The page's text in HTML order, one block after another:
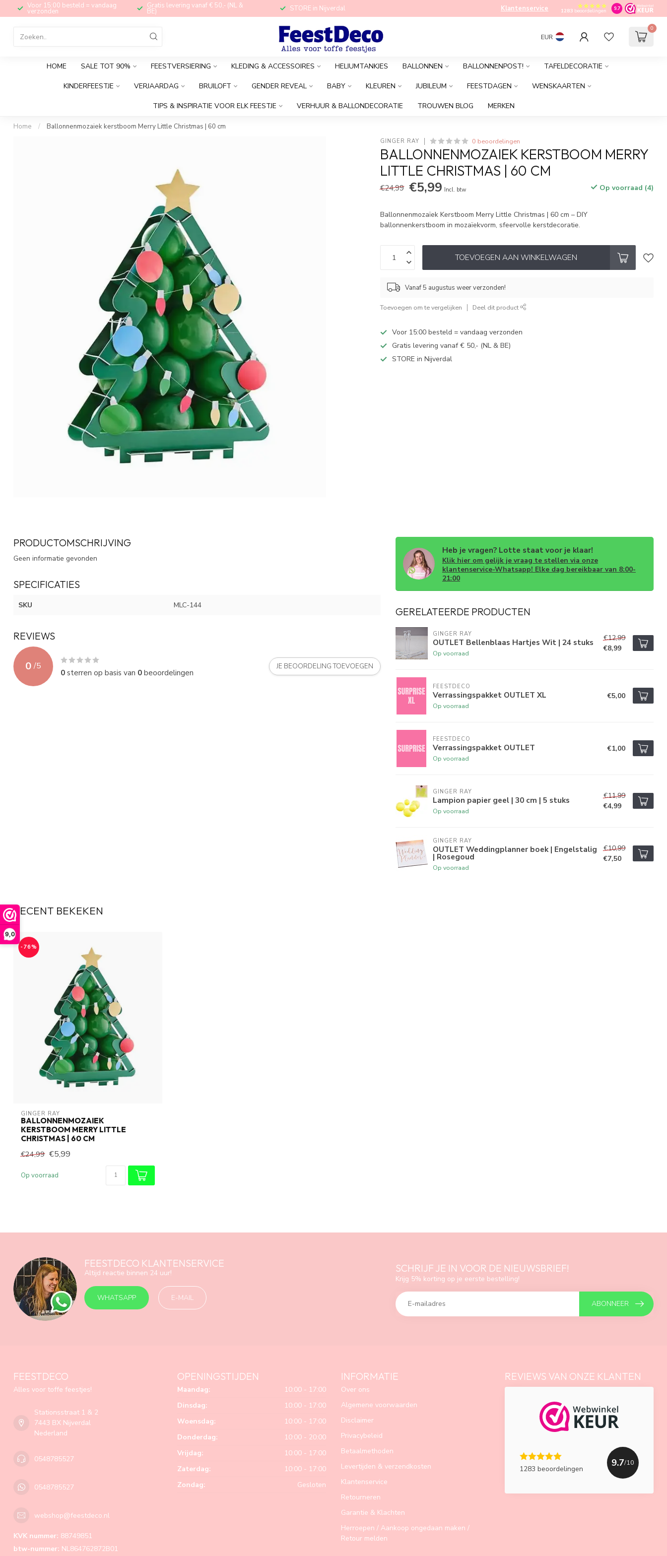
9,0
Voor 15:00 besteld = vandaag
verzonden
Gratis levering vanaf € 50,- (NL &
BE) STORE in Nijverdal Klantenservice 1283beoordelingen 9.7
EUR
0
HOME SALE TOT 90% FEESTVERSIERING KLEDING & ACCESSOIRES HELIUMTANKJES BALLONNEN BALLONNENPOST! TAFELDECORATIE
KINDERFEESTJE VERJAARDAG BRUILOFT GENDER REVEAL BABY KLEUREN JUBILEUM FEESTDAGEN WENSKAARTEN
TIPS & INSPIRATIE VOOR ELK FEESTJE VERHUUR & BALLONDECORATIE TROUWEN BLOG MERKEN
Home / Ballonnenmozaiek kerstboom Merry Little Christmas | 60 cm
GINGER RAY 0 beoordelingen
BALLONNENMOZAIEK KERSTBOOM MERRY
LITTLE CHRISTMAS | 60 CM
€24,99 €5,99 Incl. btw Op voorraad (4)
Ballonnenmozaïek Kerstboom Merry Little Christmas | 60 cm – DIY
ballonnenkerstboom in mozaïekvorm, sfeervolle kerstdecoratie.
TOEVOEGEN AAN WINKELWAGEN
Vanaf 5 augustus weer verzonden!
Toevoegen om te vergelijken Deel dit product
Voor 15:00 besteld = vandaag verzonden
Gratis levering vanaf € 50,- (NL & BE)
STORE in Nijverdal
PRODUCTOMSCHRIJVING
Geen informatie gevonden
SPECIFICATIES
SKU MLC-144
REVIEWS
0 /5
0sterren op basis van 0beoordelingen
JE BEOORDELING TOEVOEGEN
Heb je vragen? Lotte staat voor je klaar!
Klik hier om gelijk je vraag te stellen via onze
klantenservice-Whatsapp! Elke dag bereikbaar van 8:00-
21:00
GERELATEERDE PRODUCTEN
GINGER RAY
OUTLET Bellenblaas Hartjes Wit | 24 stuks
Op voorraad
€12,99
€8,99
FEESTDECO
Verrassingspakket OUTLET XL
Op voorraad
€5,00
FEESTDECO
Verrassingspakket OUTLET
Op voorraad
€1,00
GINGER RAY
Lampion papier geel | 30 cm | 5 stuks
Op voorraad
€11,99
€4,99
GINGER RAY
OUTLET Weddingplanner boek | Engelstalig
| Rosegoud
Op voorraad
€10,99
€7,50
RECENT BEKEKEN
-76%
GINGER RAY
BALLONNENMOZAIEK
KERSTBOOM MERRY LITTLE
CHRISTMAS | 60 CM
€24,99 €5,99
Op voorraad
FEESTDECO KLANTENSERVICE
Altijd reactie binnen 24 uur!
WHATSAPP E-MAIL
SCHRIJF JE IN VOOR DE NIEUWSBRIEF!
Krijg 5% korting op je eerste bestelling!
ABONNEER
FEESTDECO
Alles voor toffe feestjes!
Stationsstraat 1 & 2
7443 BX Nijverdal
Nederland
0548785527
0548785527
webshop@feestdeco.nl
KVK nummer: 88749851
btw-nummer: NL864762872B01
OPENINGSTIJDEN
Maandag:
10:00 - 17:00
Dinsdag:
10:00 - 17:00
Woensdag:
10:00 - 17:00
Donderdag:
10:00 - 20:00
Vrijdag:
10:00 - 17:00
Zaterdag:
10:00 - 17:00
Zondag:
Gesloten
INFORMATIE
Over ons
Algemene voorwaarden
Disclaimer
Privacybeleid
Betaalmethoden
Levertijden & verzendkosten
Klantenservice
Retourneren
Garantie & Klachten
Herroepen / Aankoop ongedaan maken /
Retour melden
REVIEWS VAN ONZE KLANTEN
1283 beoordelingen
9.7/10